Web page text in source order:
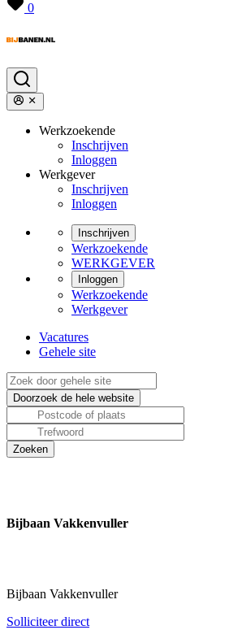
0
Werkzoekende
Inschrijven
Inloggen
Werkgever
Inschrijven
Inloggen
Inschrijven
Werkzoekende
WERKGEVER
Inloggen
Werkzoekende
Werkgever
Vacatures
Gehele site
Bijbaan Vakkenvuller
Bijbaan Vakkenvuller
Solliciteer direct